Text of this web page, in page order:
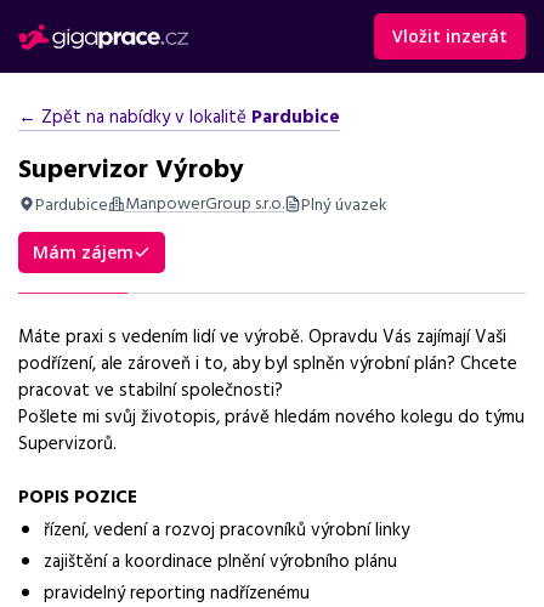
Vložit inzerát
← Zpět na nabídky v lokalitě Pardubice
Supervizor Výroby
Pardubice ManpowerGroup s.r.o. Plný úvazek
Shrnutí nabídky
Nabídka práce supervizor výroby v Pardubicích, vhodná pro
pracovat ve 3 směnách.
Základní informace
Pozice
Normalizovaná profese
supervizor
Obor / skupina
Mám zájem
Máte praxi s vedením lidí ve výrobě. Opravdu Vás zajímají Vaši
podřízení, ale zároveň i to, aby byl splněn výrobní plán? Chcete
pracovat ve stabilní společnosti?
Pošlete mi svůj životopis, právě hledám nového kolegu do týmu
Supervizorů.
POPIS POZICE
řízení, vedení a rozvoj pracovníků výrobní linky
zajištění a koordinace plnění výrobního plánu
pravidelný reporting nadřízenému